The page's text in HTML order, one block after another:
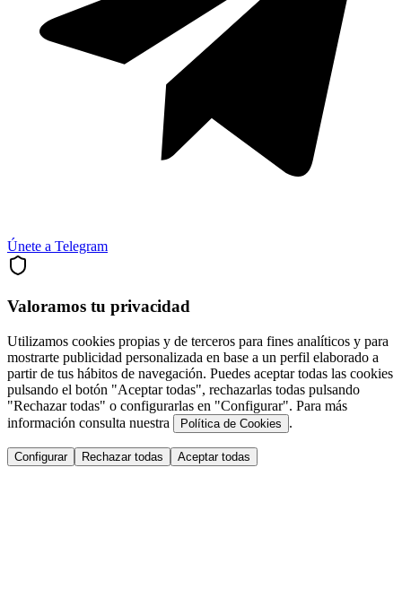
Únete a Telegram
Valoramos tu privacidad
Utilizamos cookies propias y de terceros para fines analíticos y para
mostrarte publicidad personalizada en base a un perfil elaborado a
partir de tus hábitos de navegación. Puedes aceptar todas las cookies
pulsando el botón "Aceptar todas", rechazarlas todas pulsando
"Rechazar todas" o configurarlas en "Configurar". Para más
información consulta nuestra
Política de Cookies .
Configurar Rechazar todas Aceptar todas